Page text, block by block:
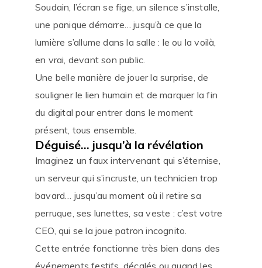
Soudain, l’écran se fige, un silence s’installe,
une panique démarre… jusqu’à ce que la
lumière s’allume dans la salle : le ou la voilà,
en vrai, devant son public.
Une belle manière de jouer la surprise, de
souligner le lien humain et de marquer la fin
du digital pour entrer dans le moment
présent, tous ensemble.
Déguisé… jusqu’à la révélation
Imaginez un faux intervenant qui s’éternise,
un serveur qui s’incruste, un technicien trop
bavard… jusqu’au moment où il retire sa
perruque, ses lunettes, sa veste : c’est votre
CEO, qui se la joue patron incognito.
Cette entrée fonctionne très bien dans des
événements festifs, décalés ou quand les